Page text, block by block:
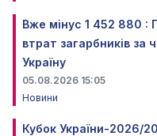
Вже мінус 1 452 880 :
втрат загарбників за
Україну
05.08.2026 15:05
Новини
Кубок України-2026/